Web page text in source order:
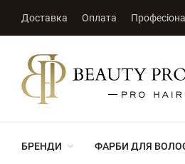
Доставка Оплата
БРЕНДИ ФАРБИ ДЛЯ